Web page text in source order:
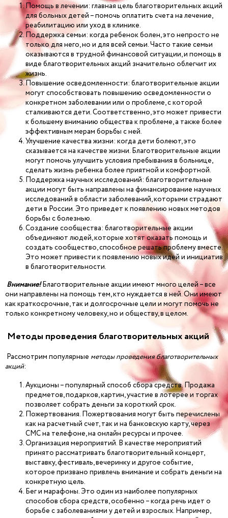
Помощь в лечении: главная цель благотворительных акций
для больных детей – помочь оплатить счета на лечение,
реабилитацию или уход в клинике.
Поддержка семьи: когда ребенок болен, это непросто не
только для него, но и для всей семьи. Часто такие семьи
оказываются в трудной финансовой ситуации, и помощь в
виде благотворительных акций значительно облегчит их
жизнь.
Повышение осведомленности: благотворительные акции
могут способствовать повышению осведомленности о
конкретном заболевании или о проблеме, с которой
сталкиваются дети. Соответственно, это может привести
к большему вниманию общества к проблеме, а также более
эффективным мерам борьбы с ней.
Улучшение качества жизни: когда дети болеют, это
сказывается на качестве жизни. Благотворительные акции
могут помочь улучшить условия пребывания в больнице,
сделать жизнь ребенка более приятной и комфортной.
Поддержка научных исследований: благотворительные
акции могут быть направлены на финансирование научных
исследований в области заболеваний, которыми страдают
дети в России. Это приведет к появлению новых методов
борьбы с болезнью.
Создание сообщества: благотворительные акции
объединяют людей, которые хотят оказать помощь и
создать сообщество, способное решать проблему вместе.
Это может привести к появлению новых идей и инициатив
в благотворительности.
Внимание!Благотворительные акции имеют много целей – все
они направлены на помощь тем, кто нуждается в ней. Они имеют
как краткосрочные, так и долгосрочные цели и могут помочь не
только конкретному человеку, но и обществу, в целом.
Методы проведения благотворительных акций
Рассмотрим популярные методы проведения благотворительных
акций:
Аукционы – популярный способ сбора средств. Продажа
предметов, подарков, картин, участие в лотерее и торгах
позволяет собрать деньги за короткий срок.
Пожертвования. Пожертвования могут быть перечислены
как на расчетный счет, так и на банковскую карту, через
СМС на телефоне, на онлайн ресурсы и прочее.
Организация мероприятий. В качестве мероприятий
принято рассматривать благотворительный концерт,
выставку, фестиваль, вечеринку и другое событие,
которое призвано привлечь внимание и собрать деньги на
конкретную цель.
Бег и марафоны. Это один из наиболее популярных
способов сбора средств, особенно – когда речь идет о
борьбе с заболеваниями у детей и взрослых. Например,